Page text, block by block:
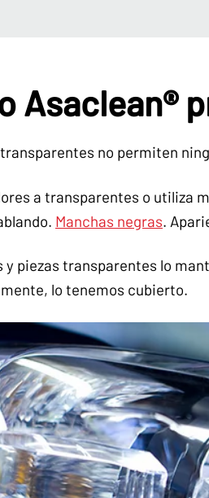
Asaclean®
no permiten
a transparentes o utiliza
Manchas negras.
y piezas transparentes lo
lo tenemos cubierto.